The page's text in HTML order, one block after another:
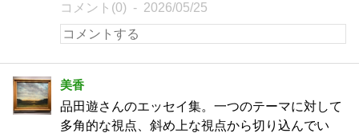
コメント(0) 2026/05/25
美香
品田遊さんのエッセイ集。一つのテーマに対して
多角的な視点、斜め上な視点から切り込んでい